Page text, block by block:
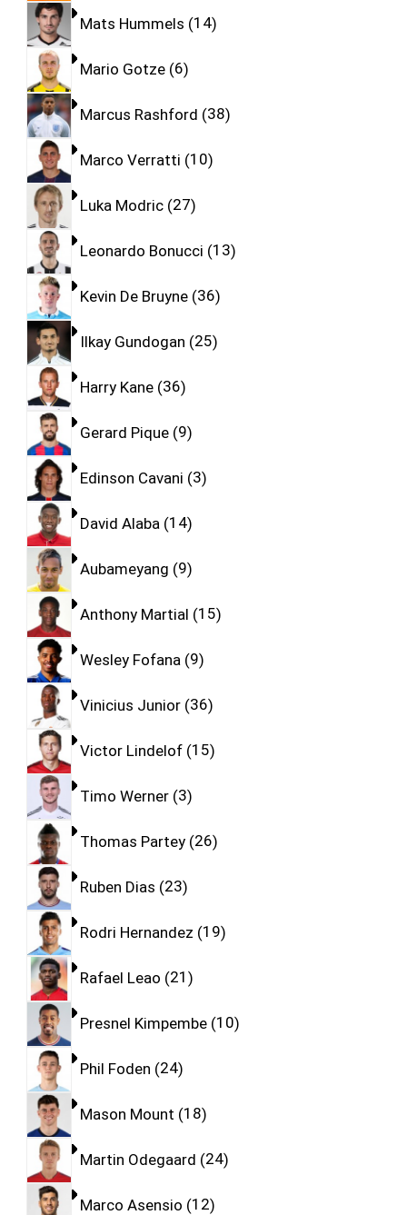
Mats Hummels 14
Mario Gotze 6
Marcus Rashford 38
Marco Verratti 10
Luka Modric 27
Leonardo Bonucci 13
Kevin De Bruyne 36
Ilkay Gundogan 25
Harry Kane 36
Gerard Pique 9
Edinson Cavani 3
David Alaba 14
Aubameyang 9
Anthony Martial 15
Wesley Fofana 9
Vinicius Junior 36
Victor Lindelof 15
Timo Werner 3
Thomas Partey 26
Ruben Dias 23
Rodri Hernandez 19
Rafael Leao 21
Presnel Kimpembe 10
Phil Foden 24
Mason Mount 18
Martin Odegaard 24
Marco Asensio 12